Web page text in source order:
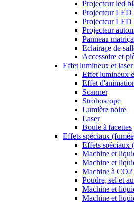
Projecteur led
Projecteur LED
Projecteur LED
Projecteur
Panneau
Eclairage de
Accessoire et
Effet lumineux et laser
Effet lumineux
Effet
Scanner
Stroboscope
Lumière noire
Laser
Boule à facettes
Effets spéciaux
Effets spéciaux
Machine et
Machine et
Machine à CO2
Poudre, sel et
Machine et
Machine et